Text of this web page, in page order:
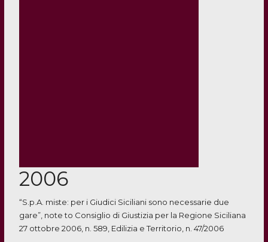
2006
“S.p.A. miste: per i Giudici Siciliani sono necessarie due
gare”, note to Consiglio di Giustizia per la Regione Siciliana
27 ottobre 2006, n. 589, Edilizia e Territorio, n. 47/2006